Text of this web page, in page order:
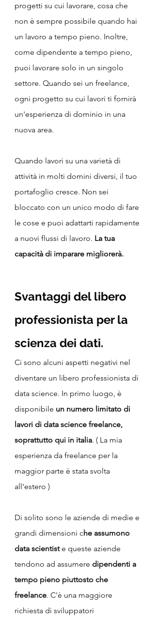
progetti su cui lavorare, cosa che
non è sempre possibile quando hai
un lavoro a tempo pieno. Inoltre,
come dipendente a tempo pieno,
puoi lavorare solo in un singolo
settore. Quando sei un freelance,
ogni progetto su cui lavori ti fornirà
un'esperienza di dominio in una
nuova area.
Quando lavori su una varietà di
attività in molti domini diversi, il tuo
portafoglio cresce. Non sei
bloccato con un unico modo di fare
le cose e puoi adattarti rapidamente
a nuovi flussi di lavoro. La tua
capacità di imparare migliorerà.
Svantaggi del libero
professionista per la
scienza dei dati.
Ci sono alcuni aspetti negativi nel
diventare un libero professionista di
data science. In primo luogo, è
disponibile un numero limitato di
lavori di data science freelance,
soprattutto qui in italia. ( La mia
esperienza da freelance per la
maggior parte è stata svolta
all'estero )
Di solito sono le aziende di medie e
grandi dimensioni che assumono
data scientist e queste aziende
tendono ad assumere dipendenti a
tempo pieno piuttosto che
freelance. C'è una maggiore
richiesta di sviluppatori